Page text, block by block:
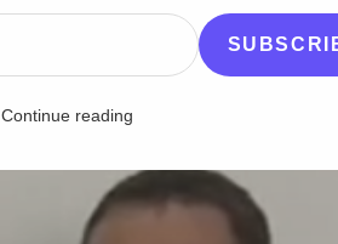
Continue reading